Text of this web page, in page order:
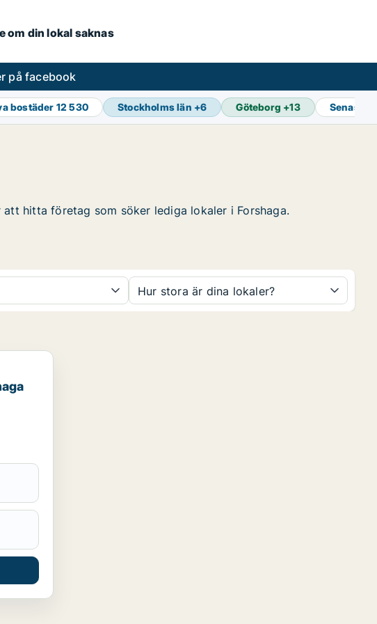
om din lokal saknas
på facebook
bostäder 12 530 Stockholms län +6 Göteborg +13 Senaste
hitta företag som söker lediga lokaler i Forshaga.
Hur stora är dina lokaler?